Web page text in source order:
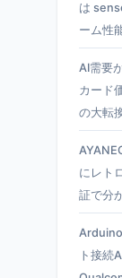
は
ーム性
AI需要
カード
の大転
にレト
証で分
ト接続